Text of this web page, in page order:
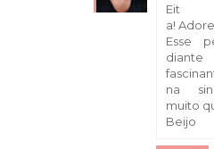
Eit
a!
Esse
na
muito
Beijo